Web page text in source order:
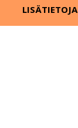
LISÄTIETOJA